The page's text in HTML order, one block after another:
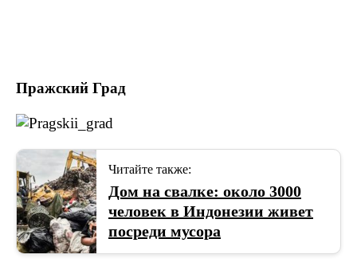
Пражский Град
Читайте также:
Дом на свалке: около 3000
человек в Индонезии живет
посреди мусора